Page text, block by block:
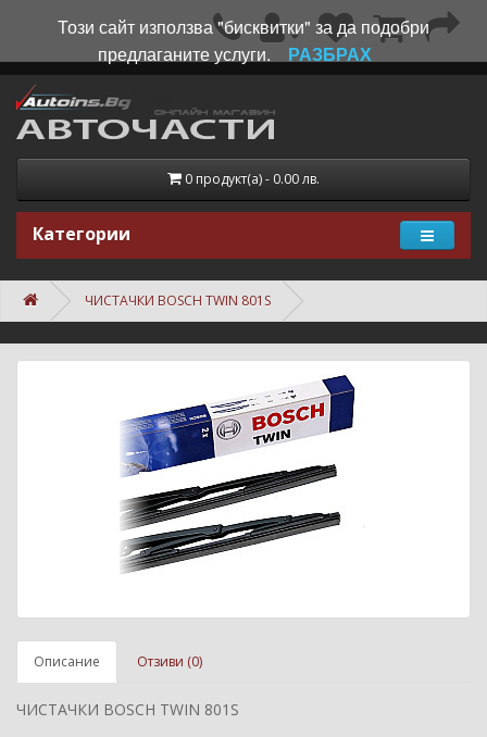
0 продукт(а) - 0.00 лв.
Категории
ЧИСТАЧКИ BOSCH TWIN 801S
Описание Отзиви (0)
ЧИСТАЧКИ BOSCH TWIN 801S
Този сайт използва "бисквитки" за да подобри
предлаганите услуги.
РАЗБРАХ